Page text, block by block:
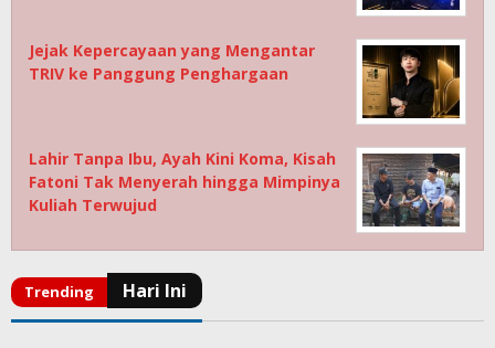
Jejak Kepercayaan yang Mengantar
TRIV ke Panggung Penghargaan
Lahir Tanpa Ibu, Ayah Kini Koma, Kisah
Fatoni Tak Menyerah hingga Mimpinya
Kuliah Terwujud